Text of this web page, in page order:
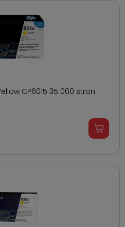
CP6015 35 000 stron